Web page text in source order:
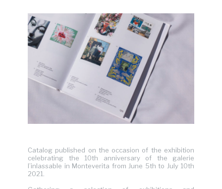
Catalog published on the occasion of the exhibition
celebrating the 10th anniversary of the galerie
l’inlassable in Monteverita from June 5th to July 10th
2021.